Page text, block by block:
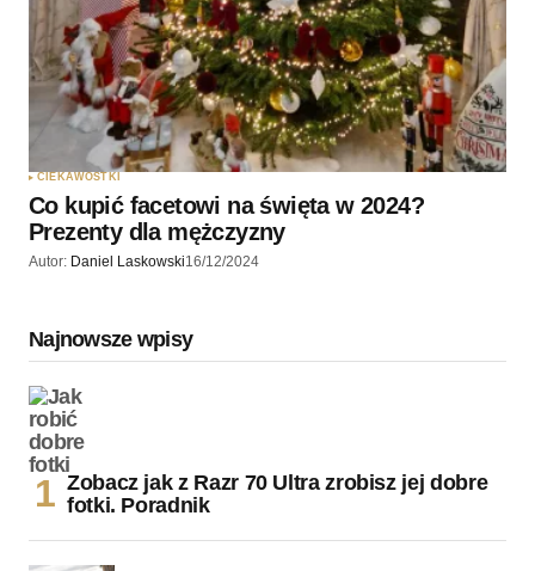
CIEKAWOSTKI
Co kupić facetowi na święta w 2024?
Prezenty dla mężczyzny
Autor: Daniel Laskowski16/12/2024
Najnowsze wpisy
Zobacz jak z Razr 70 Ultra zrobisz jej dobre
fotki. Poradnik